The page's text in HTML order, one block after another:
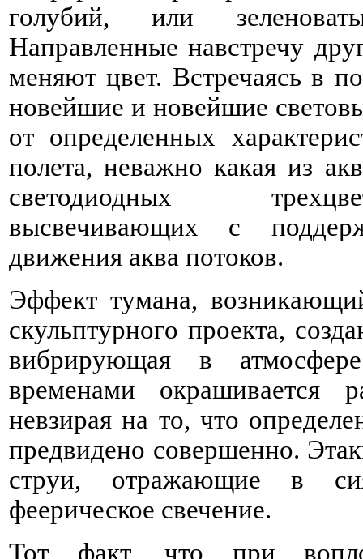
голубий, или
Направленные навстречу
меняют цвет. Встречаясь в
новейшие и новейшие
от определенных
полета, неважно какая из
светодиодных
высвечивающих с
движения аква потоков.
Эффект тумана,
скульптурного проекта,
вибрирующая в
временами окрашивается
невзирая на то, что
предвидено совершенно.
струи, отражающие в
феерическое свечение.
Тот факт, что при